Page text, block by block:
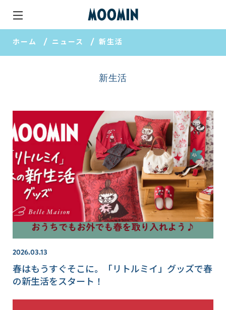
ホーム ニュース 新生活
新生活
2026.03.13
春はもうすぐそこに。「リトルミイ」グッズで春
の新生活をスタート！